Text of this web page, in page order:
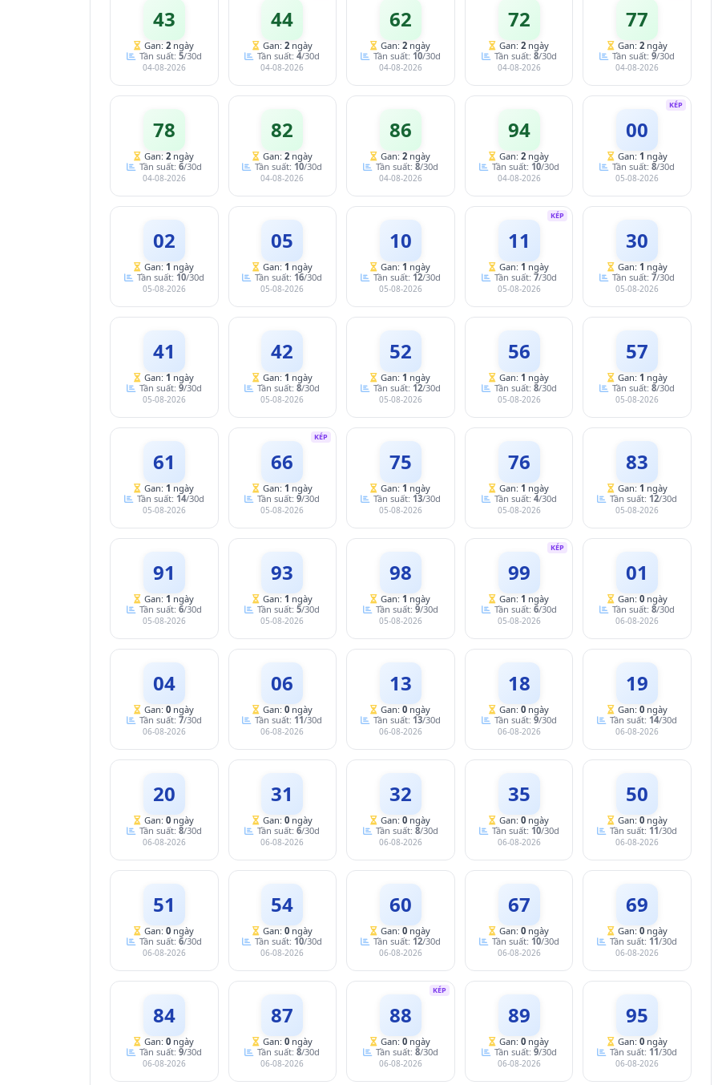
43
Gan:2 ngày
Tần suất: 5/30d
04-08-2026
44
Gan: 2ngày
Tần suất:4/30d
04-08-2026
62
Gan:2 ngày
Tần suất: 10/30d
04-08-2026
72
Gan:2 ngày
Tần suất: 8/30d
04-08-2026
77
Gan: 2ngày
Tần suất:9/30d
04-08-2026
78
Gan:2 ngày
Tần suất: 6/30d
04-08-2026
82
Gan: 2ngày
Tần suất: 10/30d
04-08-2026
86
Gan:2 ngày
Tần suất: 8/30d
04-08-2026
94
Gan:2 ngày
Tần suất: 10/30d
04-08-2026
KÉP
00
Gan: 1 ngày
Tần suất:8/30d
05-08-2026
02
Gan:1 ngày
Tần suất: 10/30d
05-08-2026
05
Gan: 1 ngày
Tần suất: 16/30d
05-08-2026
10
Gan:1 ngày
Tần suất: 12/30d
05-08-2026
KÉP
11
Gan:1 ngày
Tần suất: 7/30d
05-08-2026
30
Gan: 1 ngày
Tần suất:7/30d
05-08-2026
41
Gan:1 ngày
Tần suất: 9/30d
05-08-2026
42
Gan: 1 ngày
Tần suất:8/30d
05-08-2026
52
Gan:1 ngày
Tần suất: 12/30d
05-08-2026
56
Gan:1 ngày
Tần suất: 8/30d
05-08-2026
57
Gan: 1 ngày
Tần suất:8/30d
05-08-2026
61
Gan:1 ngày
Tần suất: 14/30d
05-08-2026
KÉP
66
Gan: 1 ngày
Tần suất:9/30d
05-08-2026
75
Gan:1 ngày
Tần suất: 13/30d
05-08-2026
76
Gan:1 ngày
Tần suất: 4/30d
05-08-2026
83
Gan: 1 ngày
Tần suất: 12/30d
05-08-2026
91
Gan:1 ngày
Tần suất: 6/30d
05-08-2026
93
Gan: 1 ngày
Tần suất:5/30d
05-08-2026
98
Gan:1 ngày
Tần suất: 9/30d
05-08-2026
KÉP
99
Gan:1 ngày
Tần suất: 6/30d
05-08-2026
01
Gan: 0ngày
Tần suất:8/30d
06-08-2026
04
Gan:0 ngày
Tần suất: 7/30d
06-08-2026
06
Gan: 0ngày
Tần suất: 11/30d
06-08-2026
13
Gan:0 ngày
Tần suất: 13/30d
06-08-2026
18
Gan:0 ngày
Tần suất: 9/30d
06-08-2026
19
Gan: 0ngày
Tần suất: 14/30d
06-08-2026
20
Gan:0 ngày
Tần suất: 8/30d
06-08-2026
31
Gan: 0ngày
Tần suất:6/30d
06-08-2026
32
Gan:0 ngày
Tần suất: 8/30d
06-08-2026
35
Gan:0 ngày
Tần suất: 10/30d
06-08-2026
50
Gan: 0ngày
Tần suất: 11/30d
06-08-2026
51
Gan:0 ngày
Tần suất: 6/30d
06-08-2026
54
Gan: 0ngày
Tần suất: 10/30d
06-08-2026
60
Gan:0 ngày
Tần suất: 12/30d
06-08-2026
67
Gan:0 ngày
Tần suất: 10/30d
06-08-2026
69
Gan: 0ngày
Tần suất: 11/30d
06-08-2026
84
Gan:0 ngày
Tần suất: 9/30d
06-08-2026
87
Gan: 0ngày
Tần suất:8/30d
06-08-2026
KÉP
88
Gan:0 ngày
Tần suất: 8/30d
06-08-2026
89
Gan:0 ngày
Tần suất: 9/30d
06-08-2026
95
Gan: 0ngày
Tần suất: 11/30d
06-08-2026